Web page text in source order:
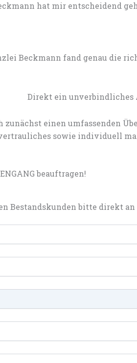
hat mir entscheidend
Beckmann fand genau die
Direkt ein unverbindliches
zunächst einen umfassenden
sowie individuell
beauftragen!
Bestandskunden bitte direkt